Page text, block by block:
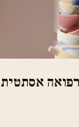
אסתטית